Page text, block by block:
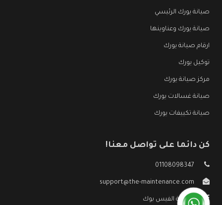
صيانة يورك الرئيسي
صيانة يورك وعناوينها
ارقام صيانة يورك
توكيل يورك
مركز صيانة يورك
صيانة غسالات يورك
صيانة تكييفات يورك
كن دائما على تواصل معنا!
01108098347
support@the-maintenance.com
صفحة الفيس بوك